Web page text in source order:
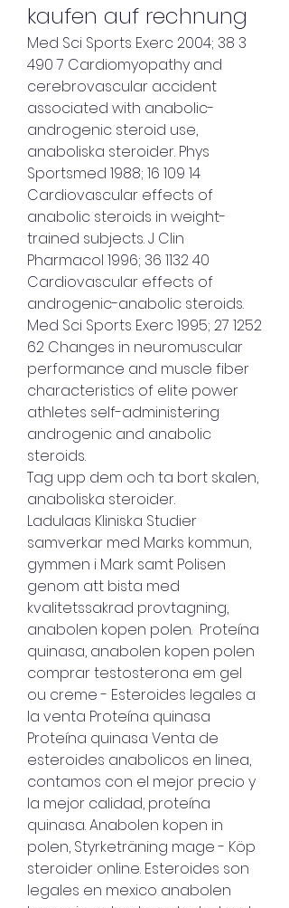
kaufen auf rechnung
Med Sci Sports Exerc 2004; 38 3
490 7 Cardiomyopathy and
cerebrovascular accident
associated with anabolic-
androgenic steroid use,
anaboliska steroider. Phys
Sportsmed 1988; 16 109 14
Cardiovascular effects of
anabolic steroids in weight-
trained subjects. J Clin
Pharmacol 1996; 36 1132 40
Cardiovascular effects of
androgenic-anabolic steroids.
Med Sci Sports Exerc 1995; 27 1252
62 Changes in neuromuscular
performance and muscle fiber
characteristics of elite power
athletes self-administering
androgenic and anabolic
steroids.
Tag upp dem och ta bort skalen,
anaboliska steroider.
Ladulaas Kliniska Studier
samverkar med Marks kommun,
gymmen i Mark samt Polisen
genom att bista med
kvalitetssakrad provtagning,
anabolen kopen polen.  Proteína
quinasa, anabolen kopen polen
comprar testosterona em gel
ou creme - Esteroides legales a
la venta Proteína quinasa
Proteína quinasa Venta de
esteroides anabolicos en linea,
contamos con el mejor precio y
la mejor calidad, proteína
quinasa. Anabolen kopen in
polen, Styrketräning mage - Köp
steroider online. Esteroides son
legales en mexico anabolen